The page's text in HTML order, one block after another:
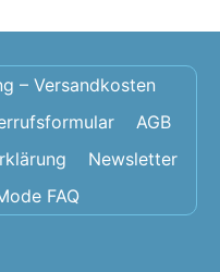
– Versandkosten
AGB
Newsletter
FAQ